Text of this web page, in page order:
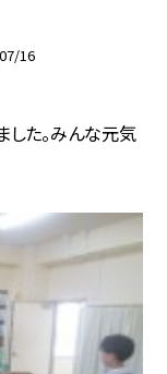
16
た。みんな元気